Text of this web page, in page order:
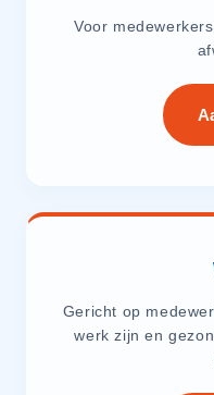
Voor
Gericht op
werk zijn en